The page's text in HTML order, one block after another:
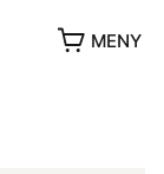
MENY